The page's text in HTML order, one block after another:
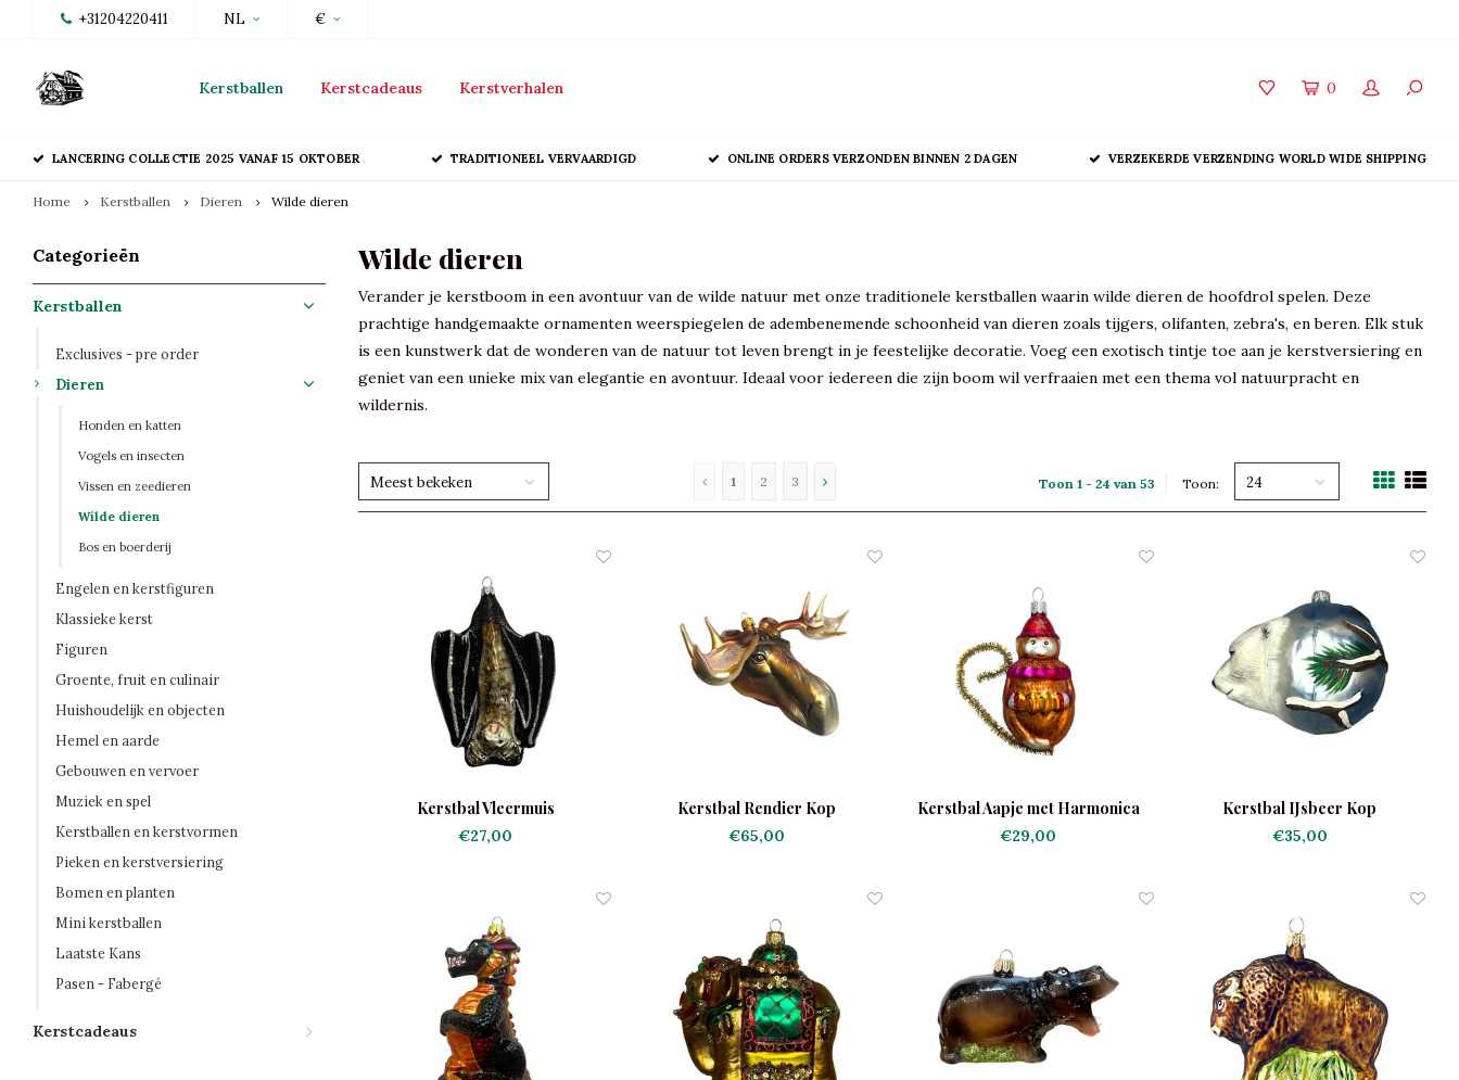
+31204220411 NL €
Kerstballen Kerstcadeaus Kerstverhalen 0
LANCERING COLLECTIE 2025 VANAF 15 OKTOBER TRADITIONEEL VERVAARDIGD ONLINE ORDERS VERZONDEN BINNEN 2 DAGEN VERZEKERDE VERZENDING WORLD WIDE SHIPPING
Home Kerstballen Dieren Wilde dieren
Categorieën
Kerstballen
Exclusives - pre order
Dieren
Honden en katten
Vogels en insecten
Vissen en zeedieren
Wilde dieren
Bos en boerderij
Engelen en kerstfiguren
Klassieke kerst
Figuren
Groente, fruit en culinair
Huishoudelijk en objecten
Hemel en aarde
Gebouwen en vervoer
Muziek en spel
Kerstballen en kerstvormen
Pieken en kerstversiering
Bomen en planten
Mini kerstballen
Laatste Kans
Pasen - Fabergé
Kerstcadeaus
Wilde dieren
Verander je kerstboom in een avontuur van de wilde natuur met onze traditionele kerstballen waarin wilde dieren de hoofdrol spelen. Deze
prachtige handgemaakte ornamenten weerspiegelen de adembenemende schoonheid van dieren zoals tijgers, olifanten, zebra's, en beren. Elk stuk
is een kunstwerk dat de wonderen van de natuur tot leven brengt in je feestelijke decoratie. Voeg een exotisch tintje toe aan je kerstversiering en
geniet van een unieke mix van elegantie en avontuur. Ideaal voor iedereen die zijn boom wil verfraaien met een thema vol natuurpracht en
wildernis.
Meest bekeken 1 2 3 Toon 1 - 24 van 53 Toon: 24
Kerstbal Vleermuis
€27,00
Kerstbal Rendier Kop
€65,00
Kerstbal Aapje met Harmonica
€29,00
Kerstbal IJsbeer Kop
€35,00